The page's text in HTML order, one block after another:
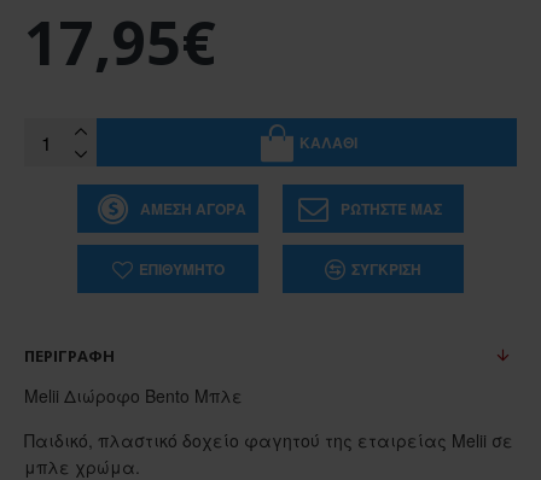
17,95€
ΚΑΛΆΘΙ
ΆΜΕΣΗ ΑΓΟΡΆ ΡΩΤΉΣΤΕ ΜΑΣ
ΕΠΙΘΥΜΗΤΌ ΣΎΓΚΡΙΣΗ
ΠΕΡΙΓΡΑΦΉ
Melii Διώροφο Bento Μπλε
Παιδικό, πλαστικό δοχείο φαγητού της εταιρείας Melii σε
μπλε χρώμα.